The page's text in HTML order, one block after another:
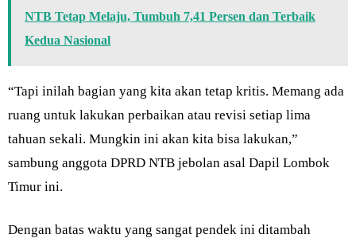
NTB Tetap Melaju, Tumbuh 7,41 Persen dan Terbaik
Kedua Nasional
“Tapi inilah bagian yang kita akan tetap kritis. Memang ada
ruang untuk lakukan perbaikan atau revisi setiap lima
tahuan sekali. Mungkin ini akan kita bisa lakukan,”
sambung anggota DPRD NTB jebolan asal Dapil Lombok
Timur ini.
Dengan batas waktu yang sangat pendek ini ditambah